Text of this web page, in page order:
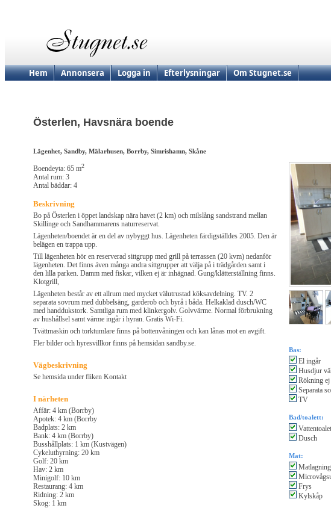
Hem Annonsera Logga in Efterlysningar Om Stugnet.se
Österlen, Havsnära boende
Lägenhet, Sandby, Mälarhusen, Borrby, Simrishamn, Skåne
Boendeyta: 65 m2
Antal rum: 3
Antal bäddar: 4
Beskrivning
Bo på Österlen i öppet landskap nära havet (2 km) och milslång sandstrand mellan
Skillinge och Sandhammarens naturreservat.
Lägenheten/boendet är en del av nybyggt hus. Lägenheten färdigställdes 2005. Den är
belägen en trappa upp.
Till lägenheten hör en reserverad sittgrupp med grill på terrassen (20 kvm) nedanför
lägenheten. Det finns även många andra sittgrupper att välja på i trädgården samt i
den lilla parken. Damm med fiskar, vilken ej är inhägnad. Gung/klätterställning finns.
Klotgrill,
Lägenheten består av ett allrum med mycket välutrustad köksavdelning. TV. 2
separata sovrum med dubbelsäng, garderob och byrå i båda. Helkaklad dusch/WC
med handdukstork. Samtliga rum med klinkergolv. Golvvärme. Normal förbrukning
av hushållsel samt värme ingår i hyran. Gratis Wi-Fi.
Tvättmaskin och torktumlare finns på bottenvåningen och kan lånas mot en avgift.
Fler bilder och hyresvillkor finns på hemsidan sandby.se.
Vägbeskrivning
Se hemsida under fliken Kontakt
I närheten
Affär: 4 km (Borrby)
Apotek: 4 km (Borrby
Badplats: 2 km
Bank: 4 km (Borrby)
Busshållplats: 1 km (Kustvägen)
Cykeluthyrning: 20 km
Golf: 20 km
Hav: 2 km
Minigolf: 10 km
Restaurang: 4 km
Ridning: 2 km
Skog: 1 km
Bas:
El ingår
Husdjur
Rökning
Separata
TV
Bad/toalett:
Dusch
Mat:
Frys
Kylskåp